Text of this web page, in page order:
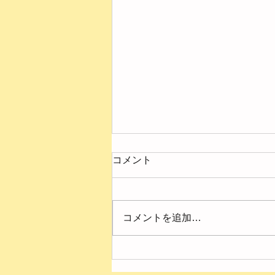
園】
コメント
コメントを追加…